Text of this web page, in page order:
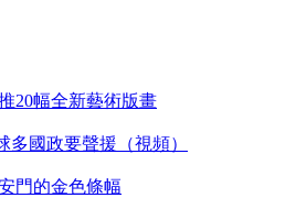
20幅全新藝術版畫
國政要聲援（視頻）
門的金色條幅